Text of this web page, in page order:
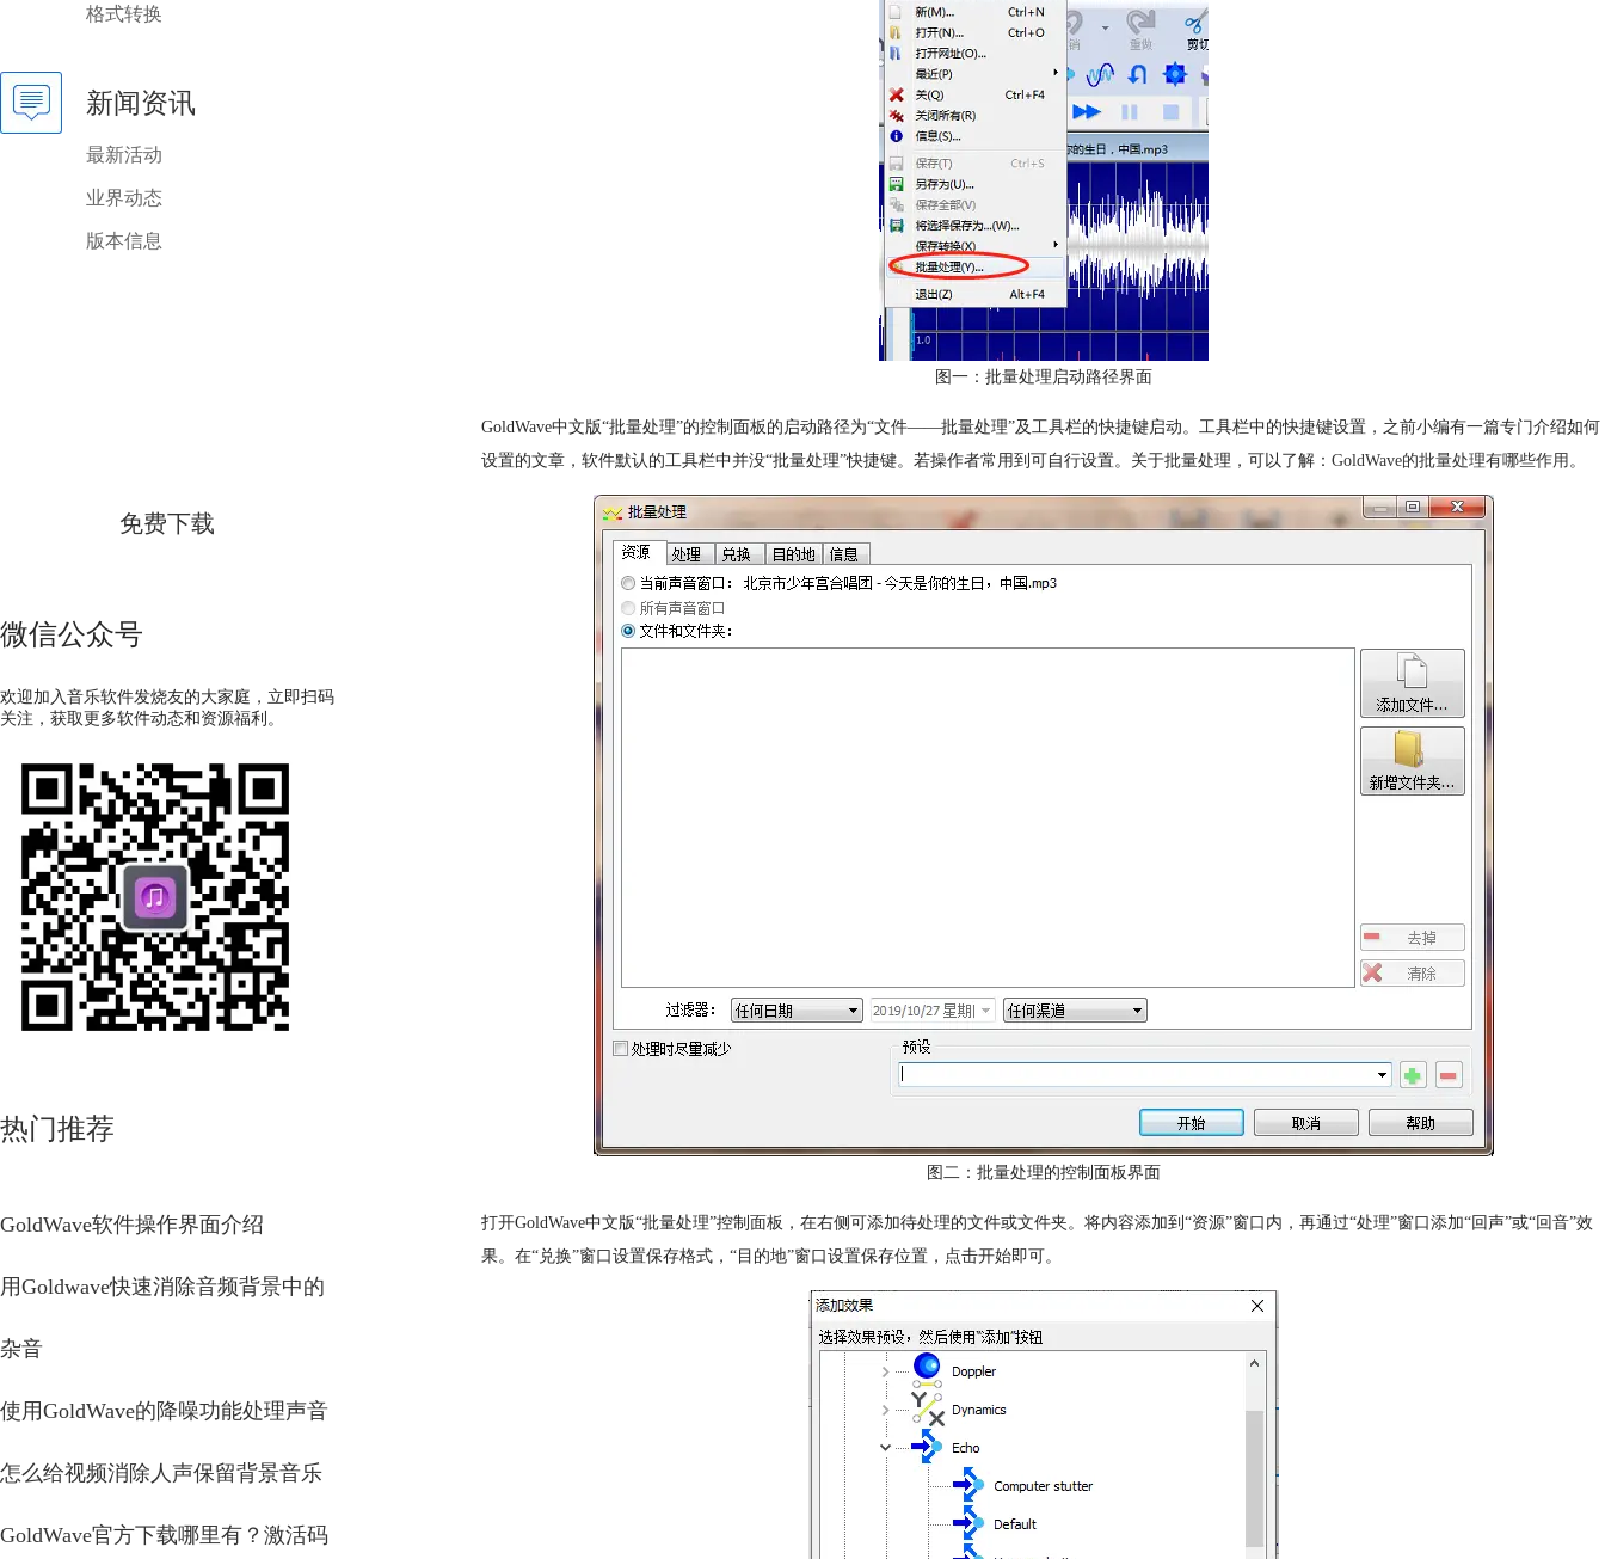
格式转换
新闻资讯
最新活动
业界动态
版本信息
免费下载
微信公众号
欢迎加入音乐软件发烧友的大家庭，立即扫码
关注，获取更多软件动态和资源福利。
热门推荐
GoldWave软件操作界面介绍
用Goldwave快速消除音频背景中的
杂音
使用GoldWave的降噪功能处理声音
怎么给视频消除人声保留背景音乐
GoldWave官方下载哪里有？激活码
图一：批量处理启动路径界面
GoldWave中文版“批量处理”的控制面板的启动路径为“文件——批量处理”及工具栏的快捷键启动。工具栏中的快捷键设置，之前小编有一篇专门介绍如何
设置的文章，软件默认的工具栏中并没“批量处理”快捷键。若操作者常用到可自行设置。关于批量处理，可以了解：GoldWave的批量处理有哪些作用 。
图二：批量处理的控制面板界面
打开GoldWave中文版“批量处理”控制面板，在右侧可添加待处理的文件或文件夹。将内容添加到“资源”窗口内，再通过“处理”窗口添加“回声”或“回音”效
果。在“兑换”窗口设置保存格式，“目的地”窗口设置保存位置，点击开始即可。